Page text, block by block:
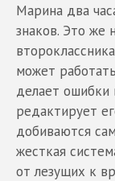
Марина два
знаков. Это же
может
делает ошибки
редактирует
добиваются
жесткая
от лезущих к